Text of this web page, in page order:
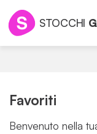
STOCCHI
Favoriti
Benvenuto nella